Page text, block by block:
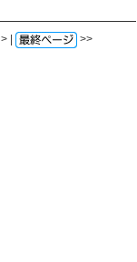
> | >>